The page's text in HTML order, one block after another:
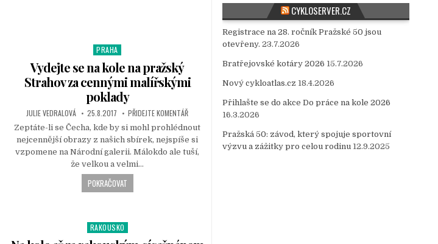
P
s
t
e
d
i
PRAHA
Vydejte se na kole na pražský
Strahov za cennými malířskými
poklady
JULIE VEDRALOVÁ 25.8.2017 PŘIDEJTE KOMENTÁŘ
Zeptáte-li se Čecha, kde by si mohl prohlédnout
nejcennější obrazy z našich sbírek, nejspíše si
vzpomene na Národní galerii. Málokdo ale tuší,
že velkou a velmi…
POKRAČOVAT
P
o
RAKOUSKO
CYKLOSERVER.CZ
Registrace na 28. ročník Pražské 50 jsou
otevřeny. 23.7.2026
Bratřejovské kotáry 2026 15.7.2026
Nový cykloatlas.cz 18.4.2026
Přihlašte se do akce Do práce na kole 2026
16.3.2026
Pražská 50: závod, který spojuje sportovní
výzvu a zážitky pro celou rodinu 12.9.2025